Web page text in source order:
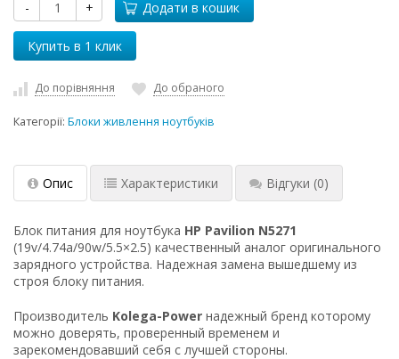
- + Додати в кошик
До порівняння До обраного
Категорії: Блоки живлення ноутбуків
Опис Характеристики Відгуки (0)
Блок питания для ноутбука HP Pavilion N5271
(19v/4.74a/90w/5.5×2.5) качественный аналог оригинального
зарядного устройства. Надежная замена вышедшему из
строя блоку питания.
Производитель Kolega-Power надежный бренд которому
можно доверять, проверенный временем и
зарекомендовавший себя с лучшей стороны.